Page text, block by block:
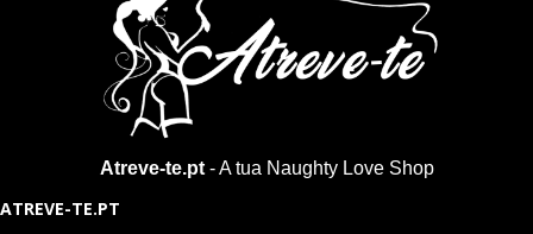
Atreve-te.pt- A tua Naughty Love Shop
ATREVE-TE.PT